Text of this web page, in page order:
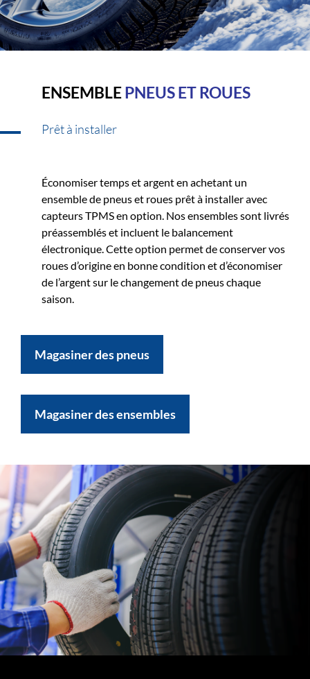
ENSEMBLEPNEUS ET ROUES
Prêt à installer
Économiser temps et argent en achetant un
ensemble de pneus et roues prêt à installer avec
capteurs TPMS en option. Nos ensembles sont livrés
préassemblés et incluent le balancement
électronique. Cette option permet de conserver vos
roues d’origine en bonne condition et d’économiser
de l’argent sur le changement de pneus chaque
saison.
Magasiner des pneus
Magasiner des ensembles